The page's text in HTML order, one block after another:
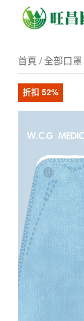
首頁 /全部口罩
折扣 52%